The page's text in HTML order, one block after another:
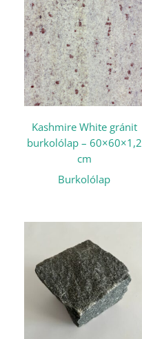
Kashmire White gránit
burkolólap – 60×60×1,2
cm
Burkolólap